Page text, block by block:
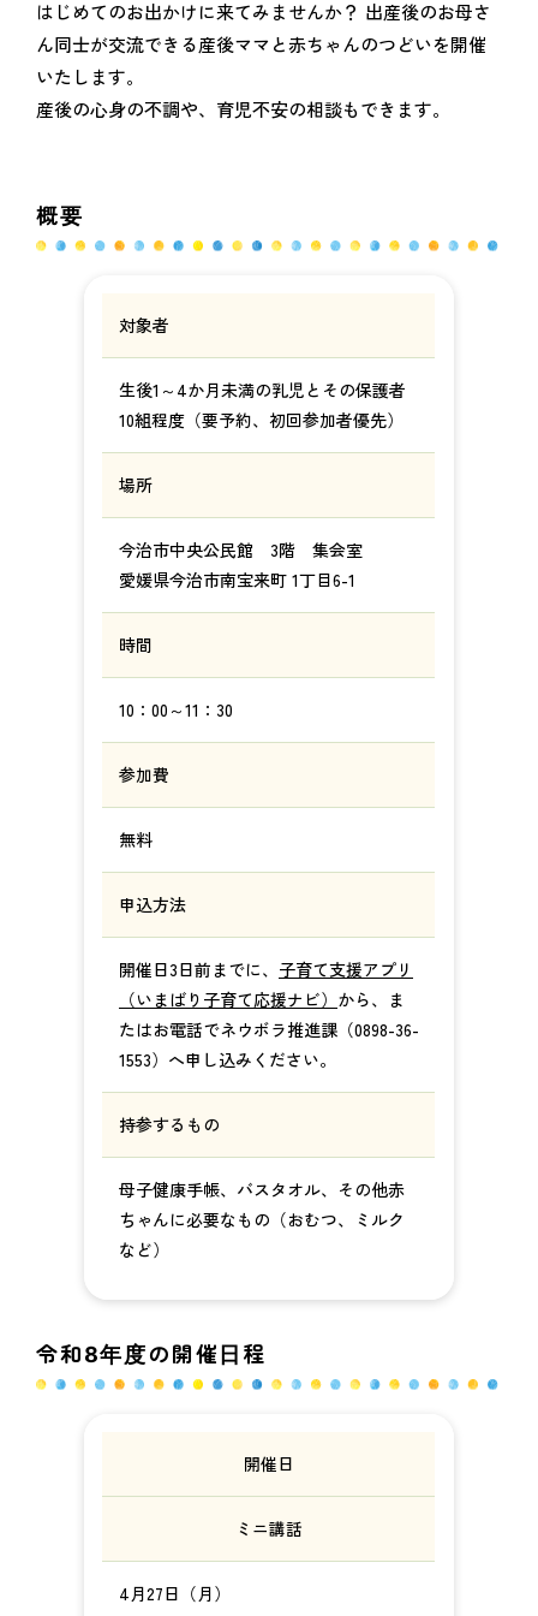
はじめてのお出かけに来てみませんか？ 出産後のお母さ
ん同士が交流できる産後ママと赤ちゃんのつどいを開催
いたします。
産後の心身の不調や、育児不安の相談もできます。
概要
対象者
生後1～4か月未満の乳児とその保護者
10組程度（要予約、初回参加者優先）
場所
今治市中央公民館 3階 集会室
愛媛県今治市南宝来町 1丁目6-1
時間
10：00～11：30
参加費
無料
申込方法
開催日3日前までに、 子育て支援アプリ
（いまばり子育て応援ナビ） から、ま
たはお電話でネウボラ推進課（0898-36-
1553）へ申し込みください。
持参するもの
母子健康手帳、バスタオル、その他赤
ちゃんに必要なもの（おむつ、ミルク
など）
令和8年度の開催日程
開催日
ミニ講話
4月27日（月）